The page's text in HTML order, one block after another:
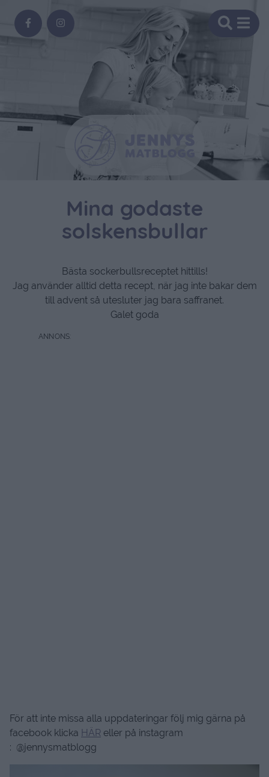
Mina godaste
solskensbullar
Bästa sockerbullsreceptet hittills!
Jag använder alltid detta recept, när jag inte bakar dem
till advent så utesluter jag bara saffranet.
Galet goda
För att inte missa alla uppdateringar följ mig gärna på
facebook klicka HÄR eller på instagram
: @jennysmatblogg